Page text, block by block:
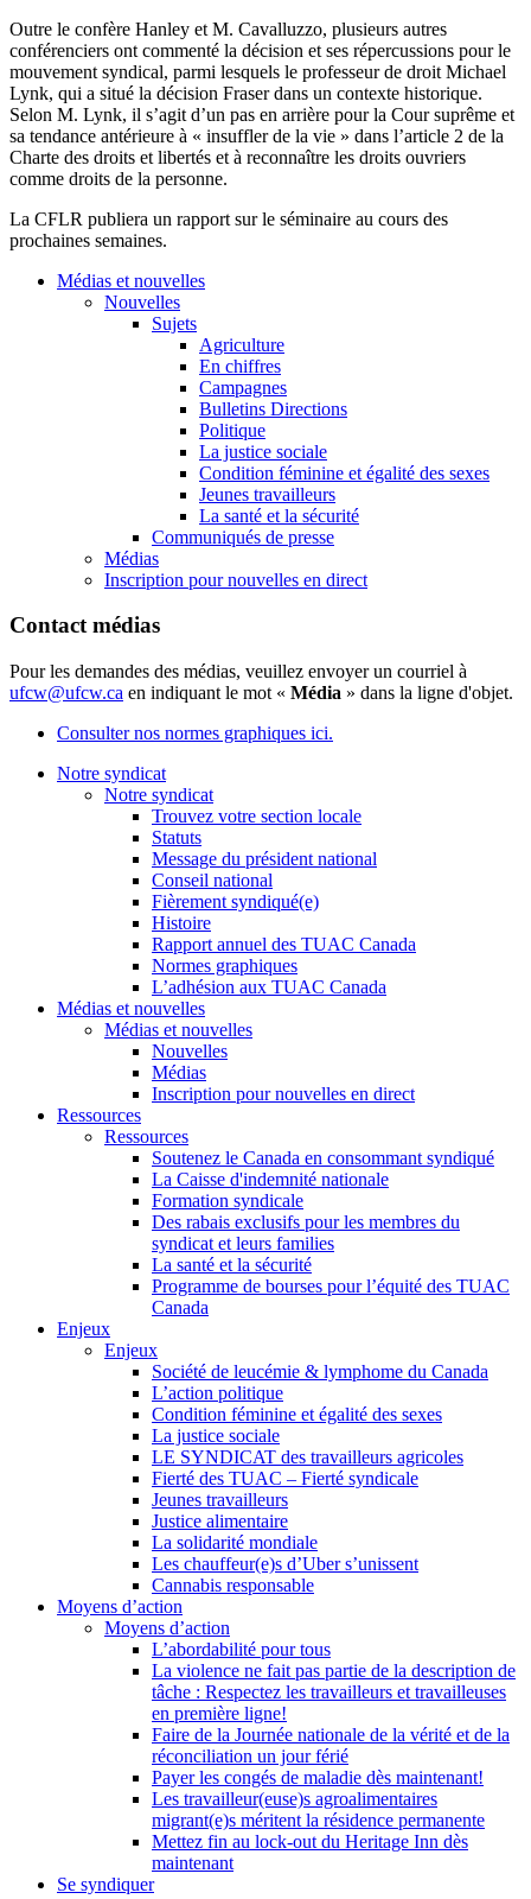
Outre le confère Hanley et M. Cavalluzzo, plusieurs autres
conférenciers ont commenté la décision et ses répercussions pour le
mouvement syndical, parmi lesquels le professeur de droit Michael
Lynk, qui a situé la décision Fraser dans un contexte historique.
Selon M. Lynk, il s’agit d’un pas en arrière pour la Cour suprême et
sa tendance antérieure à « insuffler de la vie » dans l’article 2 de la
Charte des droits et libertés et à reconnaître les droits ouvriers
comme droits de la personne.
La CFLR publiera un rapport sur le séminaire au cours des
prochaines semaines.
Médias et nouvelles
Nouvelles
Sujets
Agriculture
En chiffres
Campagnes
Bulletins Directions
Politique
La justice sociale
Condition féminine et égalité des sexes
Jeunes travailleurs
La santé et la sécurité
Communiqués de presse
Médias
Inscription pour nouvelles en direct
Contact médias
Pour les demandes des médias, veuillez envoyer un courriel à
ufcw@ufcw.ca en indiquant le mot « Média » dans la ligne d'objet.
Consulter nos normes graphiques ici.
Notre syndicat
Notre syndicat
Trouvez votre section locale
Statuts
Message du président national
Conseil national
Fièrement syndiqué(e)
Histoire
Rapport annuel des TUAC Canada
Normes graphiques
L’adhésion aux TUAC Canada
Médias et nouvelles
Médias et nouvelles
Nouvelles
Médias
Inscription pour nouvelles en direct
Ressources
Ressources
Soutenez le Canada en consommant syndiqué
La Caisse d'indemnité nationale
Formation syndicale
Des rabais exclusifs pour les membres du
syndicat et leurs families
La santé et la sécurité
Programme de bourses pour l’équité des TUAC
Canada
Enjeux
Enjeux
Société de leucémie & lymphome du Canada
L’action politique
Condition féminine et égalité des sexes
La justice sociale
LE SYNDICAT des travailleurs agricoles
Fierté des TUAC – Fierté syndicale
Jeunes travailleurs
Justice alimentaire
La solidarité mondiale
Les chauffeur(e)s d’Uber s’unissent
Cannabis responsable
Moyens d’action
Moyens d’action
L’abordabilité pour tous
La violence ne fait pas partie de la description de
tâche : Respectez les travailleurs et travailleuses
en première ligne!
Faire de la Journée nationale de la vérité et de la
réconciliation un jour férié
Payer les congés de maladie dès maintenant!
Les travailleur(euse)s agroalimentaires
migrant(e)s méritent la résidence permanente
Mettez fin au lock-out du Heritage Inn dès
maintenant
Se syndiquer